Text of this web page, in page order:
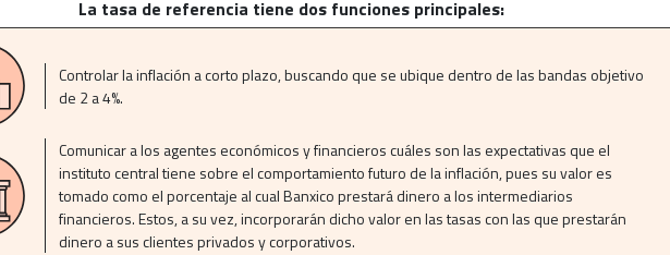
La tasa de referencia tiene dos funciones principales:
Controlar la inflación a corto plazo, buscando que se ubique dentro de las bandas objetivo
de 2 a 4%.
Comunicar a los agentes económicos y financieros cuáles son las expectativas que el
instituto central tiene sobre el comportamiento futuro de la inflación, pues su valor es
tomado como el porcentaje al cual Banxico prestará dinero a los intermediarios
financieros. Estos, a su vez, incorporarán dicho valor en las tasas con las que prestarán
dinero a sus clientes privados y corporativos.